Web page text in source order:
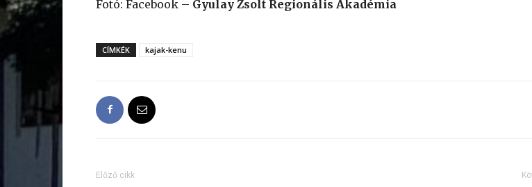
Fotó: Facebook – Gyulay Zsolt Regionális Akadémia
CÍMKÉK kajak-kenu
Előző cikk